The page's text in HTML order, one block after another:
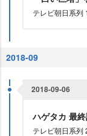
テレビ朝日系列
2018-09
2018-09-06
ハゲタカ 最
テレビ朝日系列